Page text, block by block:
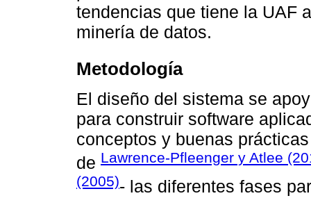
tendencias que tiene la UAF
minería de datos.
Metodología
El diseño del sistema se
para construir software
conceptos y buenas
de Lawrence-Pfleenger y Atlee
(2005)- las diferentes fases